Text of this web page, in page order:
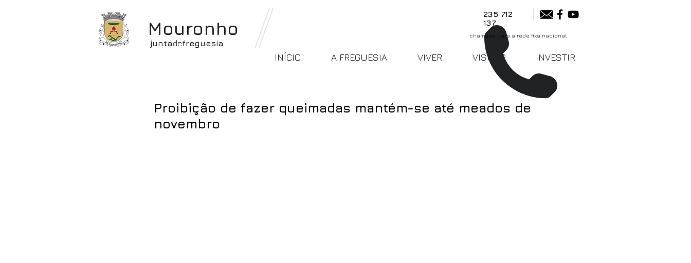
Mouronho
juntadefreguesia
235 712
137
chamada para a rede fixa nacional
INÍCIO A FREGUESIA VIVER VISITAR INVESTIR
Proibição de fazer queimadas mantém-se até meados de
novembro